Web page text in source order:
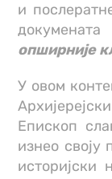
и
опширније
У овом
Епископ
изнео своју
историјски